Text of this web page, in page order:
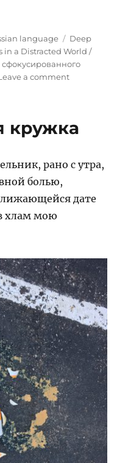
language Tags
Deep
in a Distracted World /
сфокусированного
a commenton
for
in
World
для
успеха
в
рассеянном
мире
кружка
рано с утра,
болью,
дате
хлам мою